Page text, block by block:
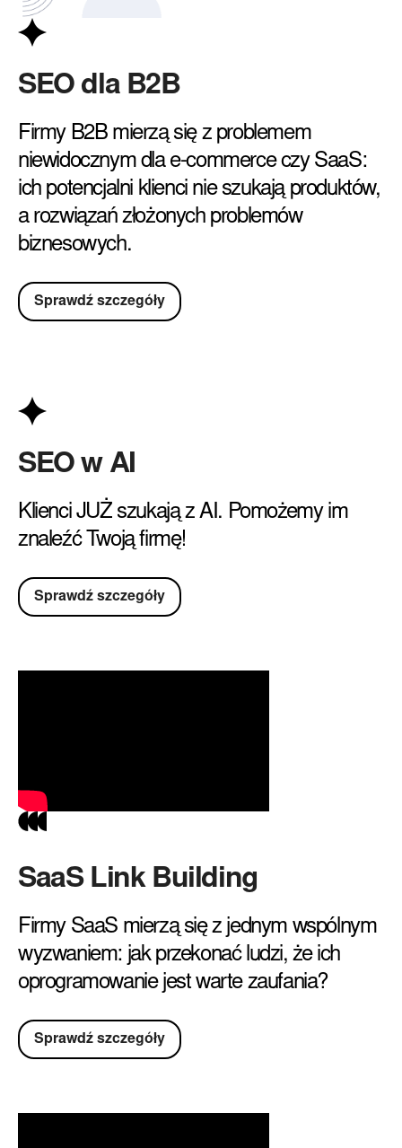
SEO dla B2B
Firmy B2B mierzą się z problemem
niewidocznym dla e-commerce czy SaaS:
ich potencjalni klienci nie szukają produktów,
a rozwiązań złożonych problemów
biznesowych.
Sprawdź szczegóły
SEO w AI
Klienci JUŻ szukają z AI. Pomożemy im
znaleźć Twoją firmę!
Sprawdź szczegóły
SaaS Link Building
Firmy SaaS mierzą się z jednym wspólnym
wyzwaniem: jak przekonać ludzi, że ich
oprogramowanie jest warte zaufania?
Sprawdź szczegóły